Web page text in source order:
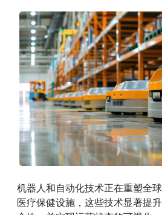
机器人和自动化技术正在重塑全
医疗保健设施，这些技术显著提